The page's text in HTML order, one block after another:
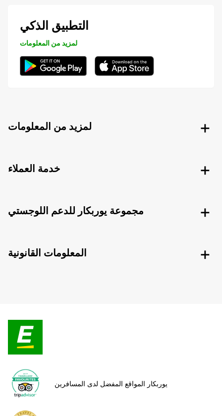
التطبيق الذكي
لمزيد من المعلومات
لمزيد من المعلومات
خدمة العملاء
مجموعة يوربكار للدعم اللوجستي
المعلومات القانونية
يوربكار المواقع المفضل لدى المسافرين